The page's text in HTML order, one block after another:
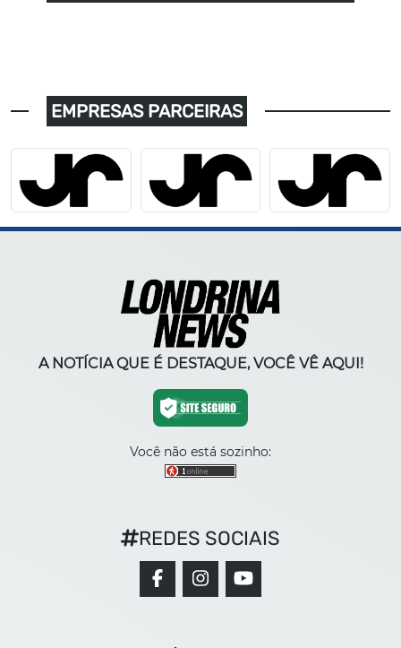
EMPRESAS PARCEIRAS
A NOTÍCIA QUE É DESTAQUE, VOCÊ VÊ AQUI!
Você não está sozinho:
REDES SOCIAIS